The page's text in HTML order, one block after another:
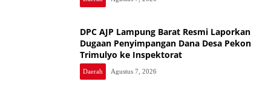
DPC AJP Lampung Barat Resmi Laporkan
Dugaan Penyimpangan Dana Desa Pekon
Trimulyo ke Inspektorat
Daerah Agustus 7, 2026